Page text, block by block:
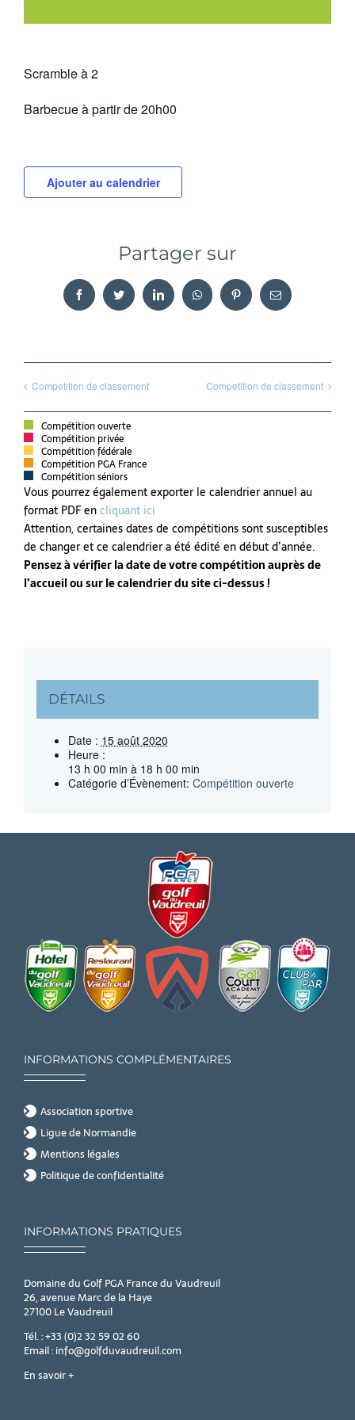
Scramble à 2
Barbecue à partir de 20h00
Ajouter au calendrier
Partager sur
FacebookTwitter LinkedInWhatsAppPinterestEmail
Competition de classement Competition de classement
Compétition ouverte
Compétition privée
Compétition fédérale
Compétition PGA France
Compétition séniors
Vous pourrez également exporter le calendrier annuel au
format PDF encliquant ici
Attention, certaines dates de compétitions sont susceptibles
de changer et ce calendrier a été édité en début d’année.
Pensez à vérifier la date de votre compétition auprès de
l’accueil ou sur le calendrier du site ci-dessus !
DÉTAILS
Date : 15 août 2020
Heure :
13 h 00 min à 18 h 00 min
Catégorie d’Évènement: Compétition ouverte
INFORMATIONS COMPLÉMENTAIRES
Association sportive
Ligue de Normandie
Mentions légales
Politique de confidentialité
INFORMATIONS PRATIQUES
Domaine du Golf PGA France du Vaudreuil
26, avenue Marc de la Haye
27100 Le Vaudreuil
Tél. : +33 (0)2 32 59 02 60
Email : info@golfduvaudreuil.com
En savoir +